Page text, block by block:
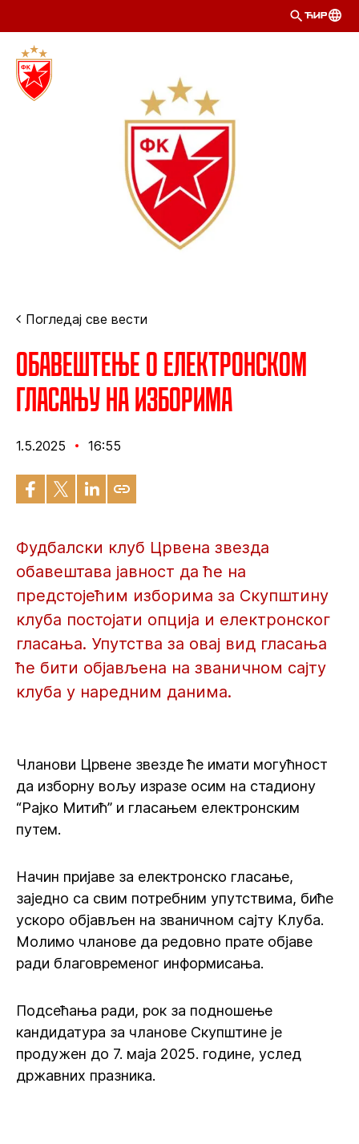
ЋИР
Погледај све вести
Обавештење о електронском
гласању на изборима
1.5.2025 16:55
Фудбалски клуб Црвена звезда
обавештава јавност да ће на
предстојећим изборима за Скупштину
клуба постојати опција и електронског
гласања. Упутства за овај вид гласања
ће бити објављена на званичном сајту
клуба у наредним данима.
Чланови Црвене звезде ће имати могућност
да изборну вољу изразе осим на стадиону
“Рајко Митић” и гласањем електронским
путем.
Начин пријаве за електронско гласање,
заједно са свим потребним упутствима, биће
ускоро објављен на званичном сајту Клуба.
Молимо чланове да редовно прате објаве
ради благовременог информисања.
Подсећања ради, рок за подношење
кандидатура за чланове Скупштине је
продужен до 7. маја 2025. године, услед
државних празника.